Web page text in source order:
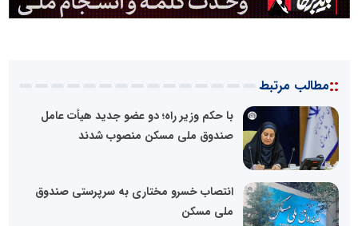
::مطالب مرتبط
با حکم وزیر راه؛ دو عضو جدید هیأت عامل
صندوق ملی مسکن منصوب شدند
انتصاب خسرو مختاری به سرپرستی صندوق
ملی مسکن